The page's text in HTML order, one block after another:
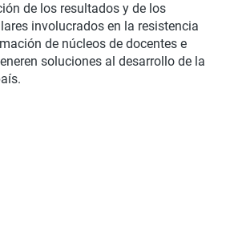
de los resultados y de los
involucrados en la resistencia
de núcleos de docentes e
soluciones al desarrollo de la